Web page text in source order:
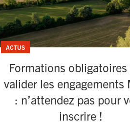
ACTUS
Formations
valider les engagements
: n’attendez pas pour
inscrire !